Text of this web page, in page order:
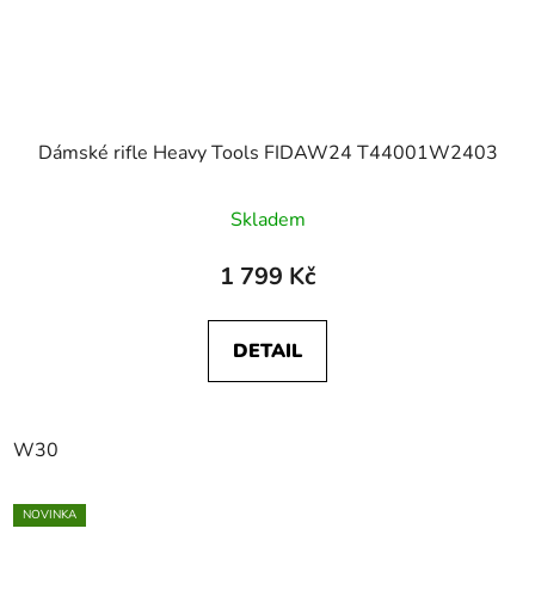
Dámské rifle Heavy Tools FIDAW24 T44001W2403
Skladem
1 799 Kč
DETAIL
W30
NOVINKA